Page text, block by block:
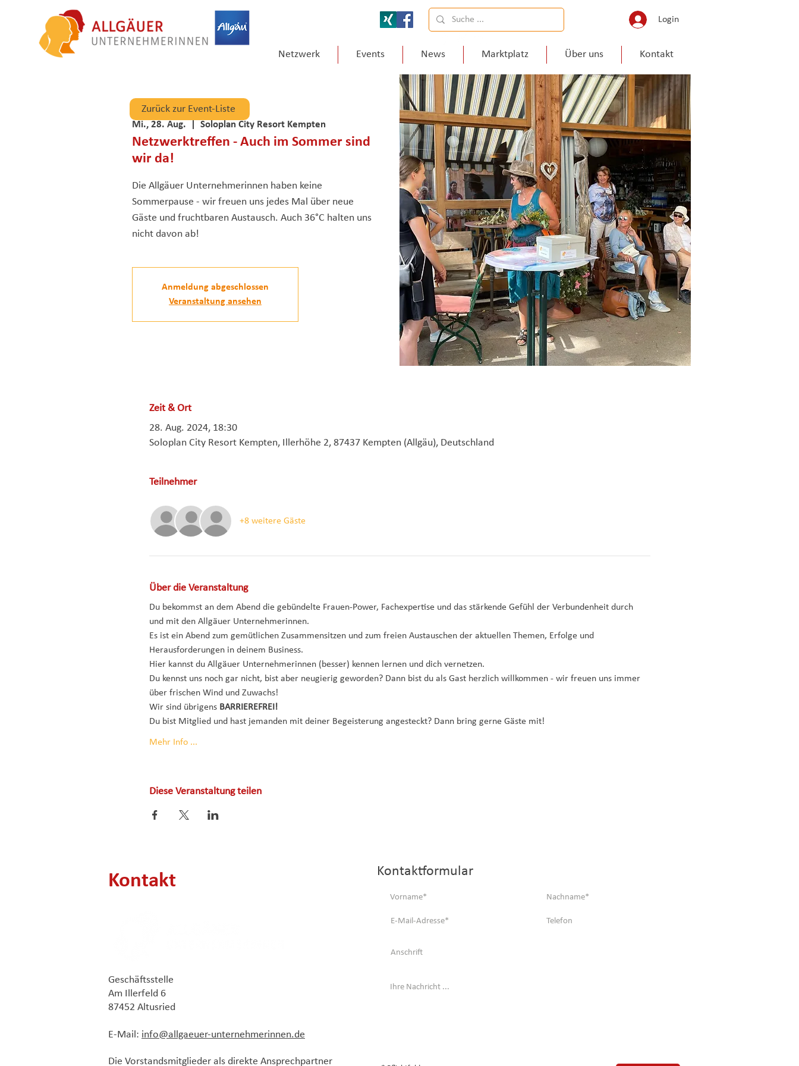
Login
Netzwerk Events News Marktplatz Über uns Kontakt
Mi., 28. Aug. Soloplan City Resort Kempten
Netzwerktreffen - Auch im Sommer sind
wir da!
Die Allgäuer Unternehmerinnen haben keine
Sommerpause - wir freuen uns jedes Mal über neue
Gäste und fruchtbaren Austausch. Auch 36°C halten uns
nicht davon ab!
Anmeldung abgeschlossen
Veranstaltung ansehen
Zeit & Ort
28. Aug. 2024, 18:30
Soloplan City Resort Kempten, Illerhöhe 2, 87437 Kempten (Allgäu), Deutschland
Teilnehmer
+8 weitere Gäste
Über die Veranstaltung
Du bekommst an dem Abend die gebündelte Frauen-Power, Fachexpertise und das stärkende Gefühl der Verbundenheit durch
und mit den Allgäuer Unternehmerinnen.
Es ist ein Abend zum gemütlichen Zusammensitzen und zum freien Austauschen der aktuellen Themen, Erfolge und
Herausforderungen in deinem Business.
Hier kannst du Allgäuer Unternehmerinnen (besser) kennen lernen und dich vernetzen.
Du kennst uns noch gar nicht, bist aber neugierig geworden? Dann bist du als Gast herzlich willkommen - wir freuen uns immer
über frischen Wind und Zuwachs!
Wir sind übrigens BARRIEREFREI!
Du bist Mitglied und hast jemanden mit deiner Begeisterung angesteckt? Dann bring gerne Gäste mit!
Mehr Info ...
Diese Veranstaltung teilen
Zurück zur Event-Liste
Kontakt
Geschäftsstelle
Am Illerfeld 6
87452 Altusried
E-Mail: info@allgaeuer-unternehmerinnen.de
Die Vorstandsmitglieder als direkte Ansprechpartner
Kontaktformular